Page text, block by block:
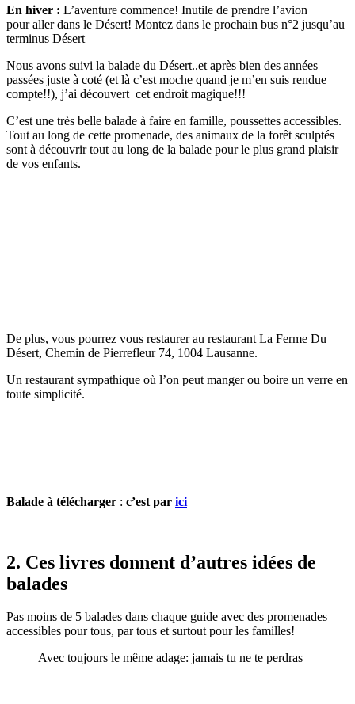
En hiver : L’aventure commence! Inutile de prendre l’avion
pour aller dans le Désert! Montez dans le prochain bus n°2 jusqu’au
terminus Désert
Nous avons suivi la balade du Désert..et après bien des années
passées juste à coté (et là c’est moche quand je m’en suis rendue
compte!!), j’ai découvert cet endroit magique!!!
C’est une très belle balade à faire en famille, poussettes accessibles.
Tout au long de cette promenade, des animaux de la forêt sculptés
sont à découvrir tout au long de la balade pour le plus grand plaisir
de vos enfants.
De plus, vous pourrez vous restaurer au restaurant La Ferme Du
Désert, Chemin de Pierrefleur 74, 1004 Lausanne.
Un restaurant sympathique où l’on peut manger ou boire un verre en
toute simplicité.
Balade à télécharger : c’est par ici
2. Ces livres donnent d’autres idées de
balades
Pas moins de 5 balades dans chaque guide avec des promenades
accessibles pour tous, par tous et surtout pour les familles!
Avec toujours le même adage: jamais tu ne te perdras